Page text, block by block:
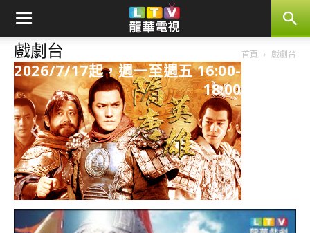
首頁 戲劇台
戲劇台
2026/7/7起，週一至週五 20:00-
22:00